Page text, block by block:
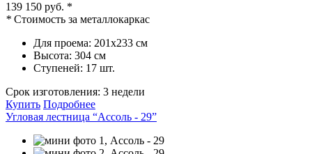
139 150 руб. *
* Стоимость за металлокаркас
Для проема: 201х233 см
Высота: 304 см
Ступеней: 17 шт.
Срок изготовления: 3 недели
Купить Подробнее
Угловая лестница “Ассоль - 29”